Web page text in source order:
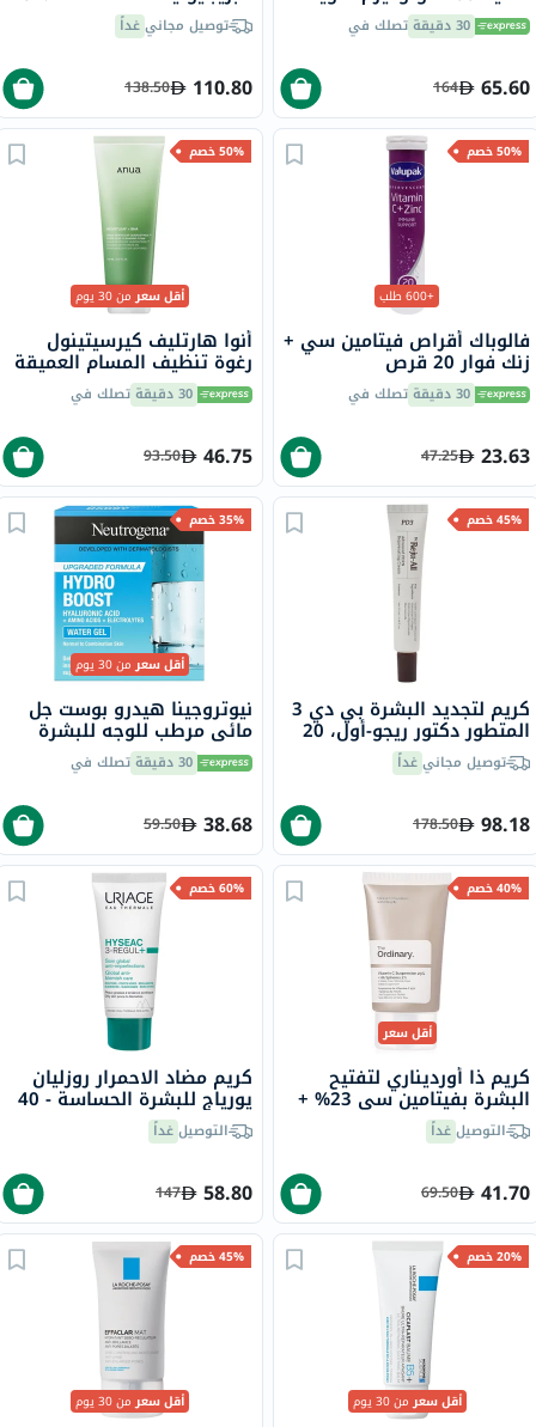
ماكس بيوديرما، 40 مل30 دقيقة تصلك في
65.60
164
جرام، حزمة من 15
توصيل مجانيغداً
110.80
138.50
50% خصم
+600 طلب
فالوباك أقراص فيتامين سي +
زنك فوار 20 قرص
30 دقيقة تصلك في
23.63
47.25
50% خصم
أقل سعرمن 30 يوم
أنوا هارتليف كيرسيتينول
رغوة تنظيف المسام العميقة
للوجه للبشرة الدهنية
والمختلطة 150 مل
30 دقيقة تصلك في
46.75
93.50
45% خصم
كريم لتجديد البشرة بي دي 3
المتطور دكتور ريجو-أول، 20
ملتوصيل مجانيغداً
98.18
178.50
35% خصم
أقل سعرمن 30 يوم
نيوتروجينا هيدرو بوست جل
مائي مرطب للوجه للبشرة
العادية إلى المختلطة 50 مل
30 دقيقة تصلك في
38.68
59.50
40% خصم
أقل سعر
كريم ذا أورديناري لتفتيح
البشرة بفيتامين سي 23% +
30 ملالتوصيلغداً
41.70
69.50
60% خصم
كريم مضاد الاحمرار روزليان
يورياج للبشرة الحساسة - 40
ملالتوصيلغداً
58.80
147
20% خصم
أقل سعرمن 30 يوم
45% خصم
أقل سعرمن 30 يوم